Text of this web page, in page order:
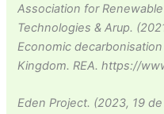
Association for
Technologies & Arup.
Economic
Kingdom. REA. https://
Eden Project. (2023, 19